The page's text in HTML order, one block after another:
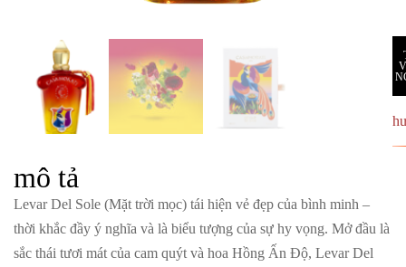
mô tả
Levar Del Sole (Mặt trời mọc) tái hiện vẻ đẹp của bình minh –
thời khắc đầy ý nghĩa và là biểu tượng của sự hy vọng. Mở đầu là
sắc thái tươi mát của cam quýt và hoa Hồng Ấn Độ, Levar Del